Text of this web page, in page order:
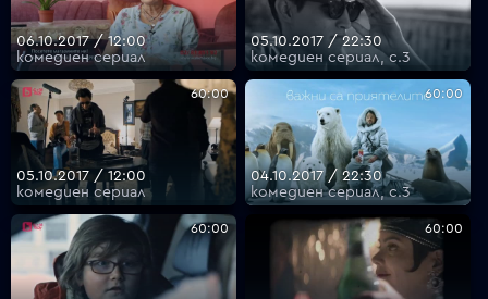
06.10.2017 / 12:00
комедиен сериал
05.10.2017 / 22:30
комедиен сериал, с.3
60:00
05.10.2017 / 12:00
комедиен сериал
60:00
04.10.2017 / 22:30
комедиен сериал, с.3
60:00 60:00